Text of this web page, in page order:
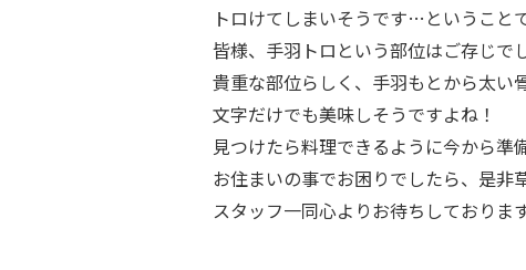
トロけてしまいそうです…ということ
皆様、手羽トロという部位はご存じで
貴重な部位らしく、手羽もとから太い
文字だけでも美味しそうですよね！
見つけたら料理できるように今から準
お住まいの事でお困りでしたら、是非
スタッフ一同心よりお待ちしております